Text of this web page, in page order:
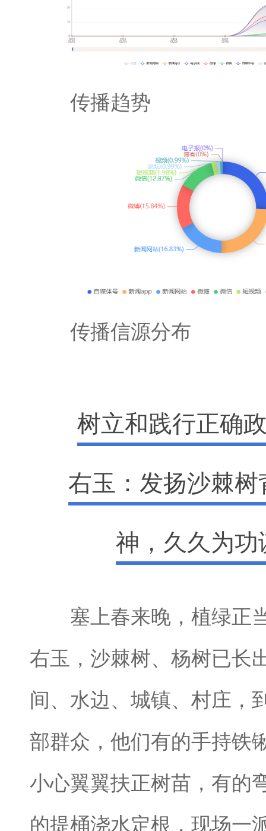
传播趋势
传播信源分布
树立和践行正确
右玉：发扬沙棘树
神，久久为功
塞上春来晚，植绿正
右玉，沙棘树、杨树已长
间、水边、城镇、村庄，
部群众，他们有的手持铁
小心翼翼扶正树苗，有的
的提桶浇水定根，现场一